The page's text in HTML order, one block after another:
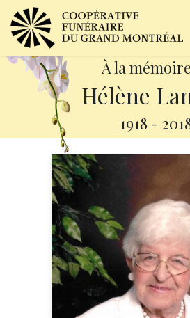
À la
Hélène
1918 -